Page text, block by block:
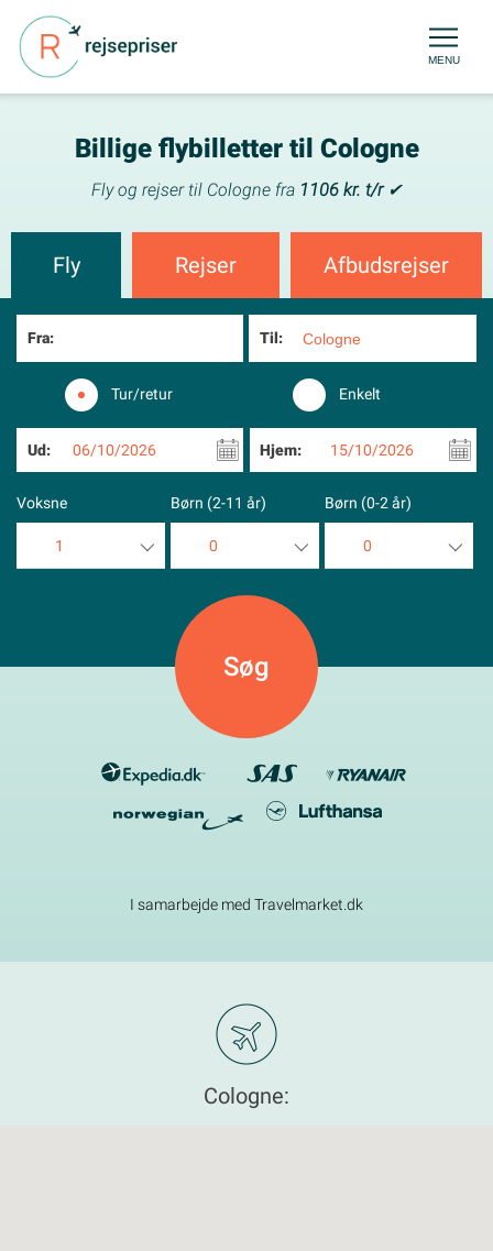
MENU
Billige flybilletter til Cologne
Fly og rejser til Cologne fra 1106 kr. t/r✔
Fly Rejser Afbudsrejser
Fra: Til:
Tur/retur Enkelt
Ud: 06/10/2026 Hjem: 15/10/2026
Voksne
1
Børn (2-11 år)
0
5
Børn (0-2 år)
0
I samarbejde med Travelmarket.dk
Cologne: